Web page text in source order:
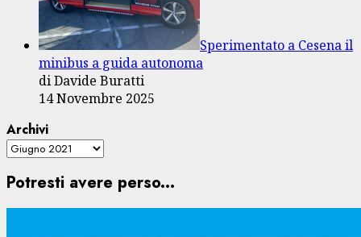
Sperimentato a Cesena il
minibus a guida autonoma
di Davide Buratti
14 Novembre 2025
Archivi
Potresti avere perso...